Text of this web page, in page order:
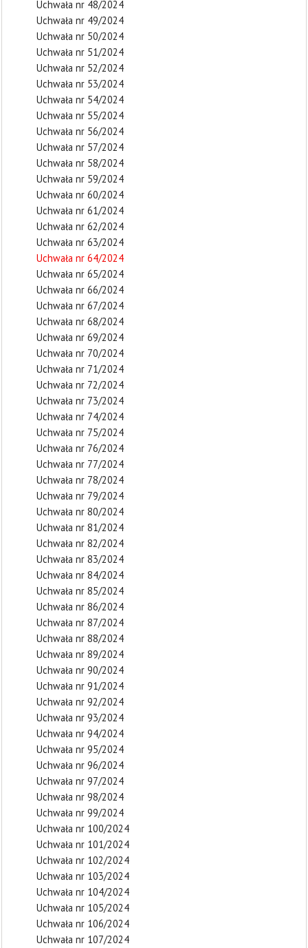
Uchwała nr 48/2024
Uchwała nr 49/2024
Uchwała nr 50/2024
Uchwała nr 51/2024
Uchwała nr 52/2024
Uchwała nr 53/2024
Uchwała nr 54/2024
Uchwała nr 55/2024
Uchwała nr 56/2024
Uchwała nr 57/2024
Uchwała nr 58/2024
Uchwała nr 59/2024
Uchwała nr 60/2024
Uchwała nr 61/2024
Uchwała nr 62/2024
Uchwała nr 63/2024
Uchwała nr 64/2024
Uchwała nr 65/2024
Uchwała nr 66/2024
Uchwała nr 67/2024
Uchwała nr 68/2024
Uchwała nr 69/2024
Uchwała nr 70/2024
Uchwała nr 71/2024
Uchwała nr 72/2024
Uchwała nr 73/2024
Uchwała nr 74/2024
Uchwała nr 75/2024
Uchwała nr 76/2024
Uchwała nr 77/2024
Uchwała nr 78/2024
Uchwała nr 79/2024
Uchwała nr 80/2024
Uchwała nr 81/2024
Uchwała nr 82/2024
Uchwała nr 83/2024
Uchwała nr 84/2024
Uchwała nr 85/2024
Uchwała nr 86/2024
Uchwała nr 87/2024
Uchwała nr 88/2024
Uchwała nr 89/2024
Uchwała nr 90/2024
Uchwała nr 91/2024
Uchwała nr 92/2024
Uchwała nr 93/2024
Uchwała nr 94/2024
Uchwała nr 95/2024
Uchwała nr 96/2024
Uchwała nr 97/2024
Uchwała nr 98/2024
Uchwała nr 99/2024
Uchwała nr 100/2024
Uchwała nr 101/2024
Uchwała nr 102/2024
Uchwała nr 103/2024
Uchwała nr 104/2024
Uchwała nr 105/2024
Uchwała nr 106/2024
Uchwała nr 107/2024